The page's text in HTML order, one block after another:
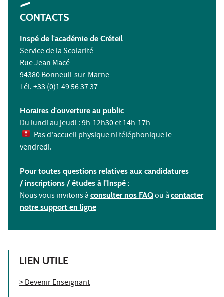
CONTACTS
Inspé de l'académie de Créteil
Service de la Scolarité
Rue Jean Macé
94380 Bonneuil-sur-Marne
Tél. +33 (0)1 49 56 37 37
Horaires d'ouverture au public
Du lundi au jeudi : 9h-12h30 et 14h-17h
Pas d'accueil physique ni téléphonique le
vendredi.
Pour toutes questions relatives aux candidatures
/ inscriptions / études à l'Inspé :
Nous vous invitons à consulter nos FAQou à contacter
notre support en ligne
LIEN UTILE
> Devenir Enseignant